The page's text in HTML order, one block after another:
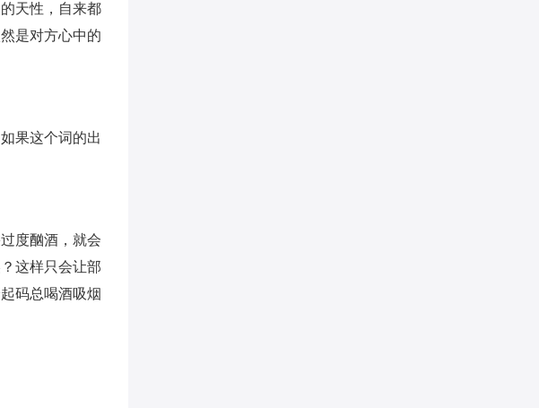
天性，自来都
是对方心中的
果这个词的出
度酗酒，就会
这样只会让部
码总喝酒吸烟